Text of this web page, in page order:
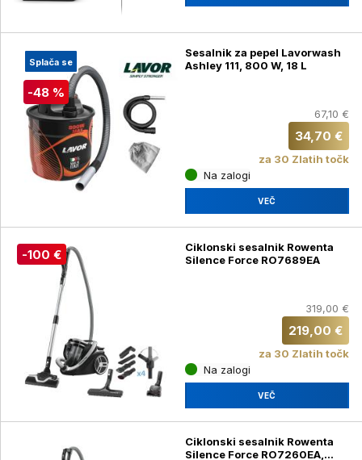
Splača se
-48 %
Sesalnik za pepel Lavorwash
Ashley 111, 800 W, 18 L
67,10 €
34,70 €
za 30 Zlatih točk
Na zalogi
VEČ
-100 €
Ciklonski sesalnik Rowenta
Silence Force RO7689EA
319,00 €
219,00 €
za 30 Zlatih točk
Na zalogi
VEČ
Ciklonski sesalnik Rowenta
Silence Force RO7260EA,